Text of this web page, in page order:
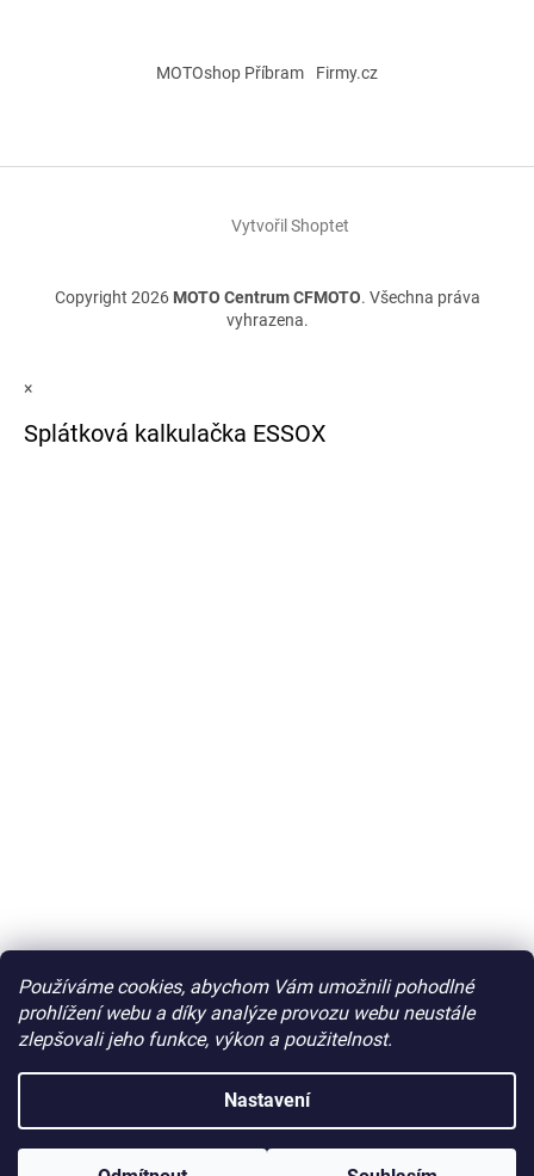
Používáme cookies, abychom Vám umožnili pohodlné
prohlížení webu a díky analýze provozu webu neustále
zlepšovali jeho funkce, výkon a použitelnost.
Nastavení
MOTOshop Příbram Firmy.cz
Vytvořil Shoptet
Copyright 2026 MOTO Centrum CFMOTO. Všechna práva
vyhrazena.
×
Splátková kalkulačka ESSOX